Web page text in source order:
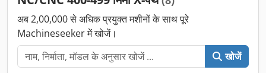
अब 2,00,000 से अधिक प्रयुक्त मशीनों के साथ पूरे
Machineseeker में खोजें।
खोजें